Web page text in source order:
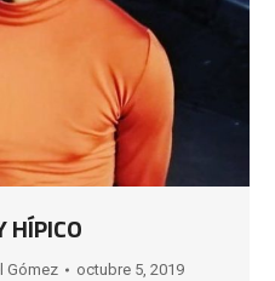
HÍPICO
Gómez octubre 5, 2019